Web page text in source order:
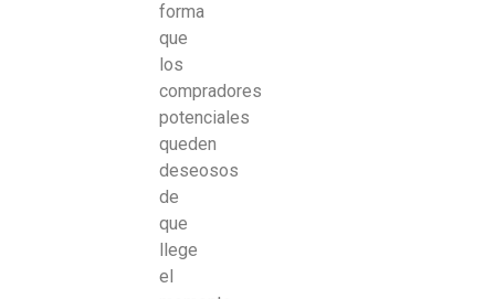
forma
que
los
compradores
potenciales
queden
deseosos
de
que
llege
el